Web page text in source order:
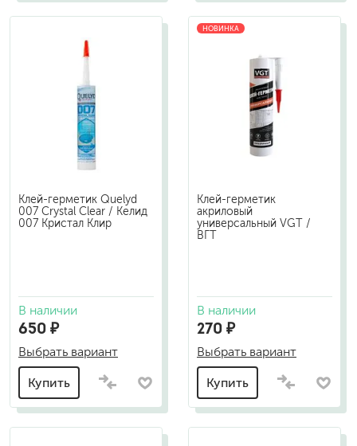
Клей-герметик Quelyd
007 Crystal Clear / Келид
007 Кристал Клир
В наличии
650 ₽
Выбрать вариант
Купить
НОВИНКА
Клей-герметик
акриловый
универсальный VGT /
ВГТ
В наличии
270 ₽
Выбрать вариант
Купить